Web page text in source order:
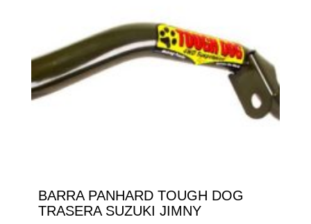
BARRA PANHARD TOUGH DOG
TRASERA SUZUKI JIMNY